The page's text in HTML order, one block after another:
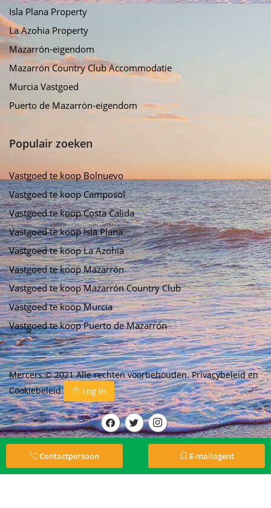
Isla Plana Property
La Azohia Property
Mazarrón-eigendom
Mazarrón Country Club Accommodatie
Murcia Vastgoed
Puerto de Mazarrón-eigendom
Populair zoeken
Vastgoed te koop Bolnuevo
Vastgoed te koop Camposol
Vastgoed te koop Costa Calida
Vastgoed te koop Isla Plana
Vastgoed te koop La Azohia
Vastgoed te koop Mazarrón
Vastgoed te koop Mazarrón Country Club
Vastgoed te koop Murcia
Vastgoed te koop Puerto de Mazarrón
Mercers © 2021 Alle rechten voorbehouden.Privacybeleiden
Cookiebeleid
Log in
Contactpersoon E-mailagent